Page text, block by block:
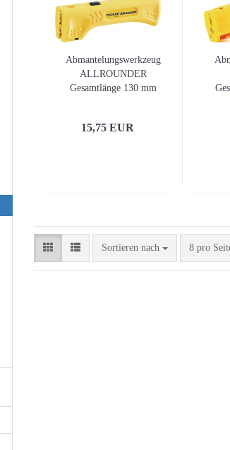
Abmantelungswerkzeug
ALLROUNDER
Gesamtlänge 130 mm
15,75 EUR
Sortieren nach
Sortieren nach 8 pro
pro Seite